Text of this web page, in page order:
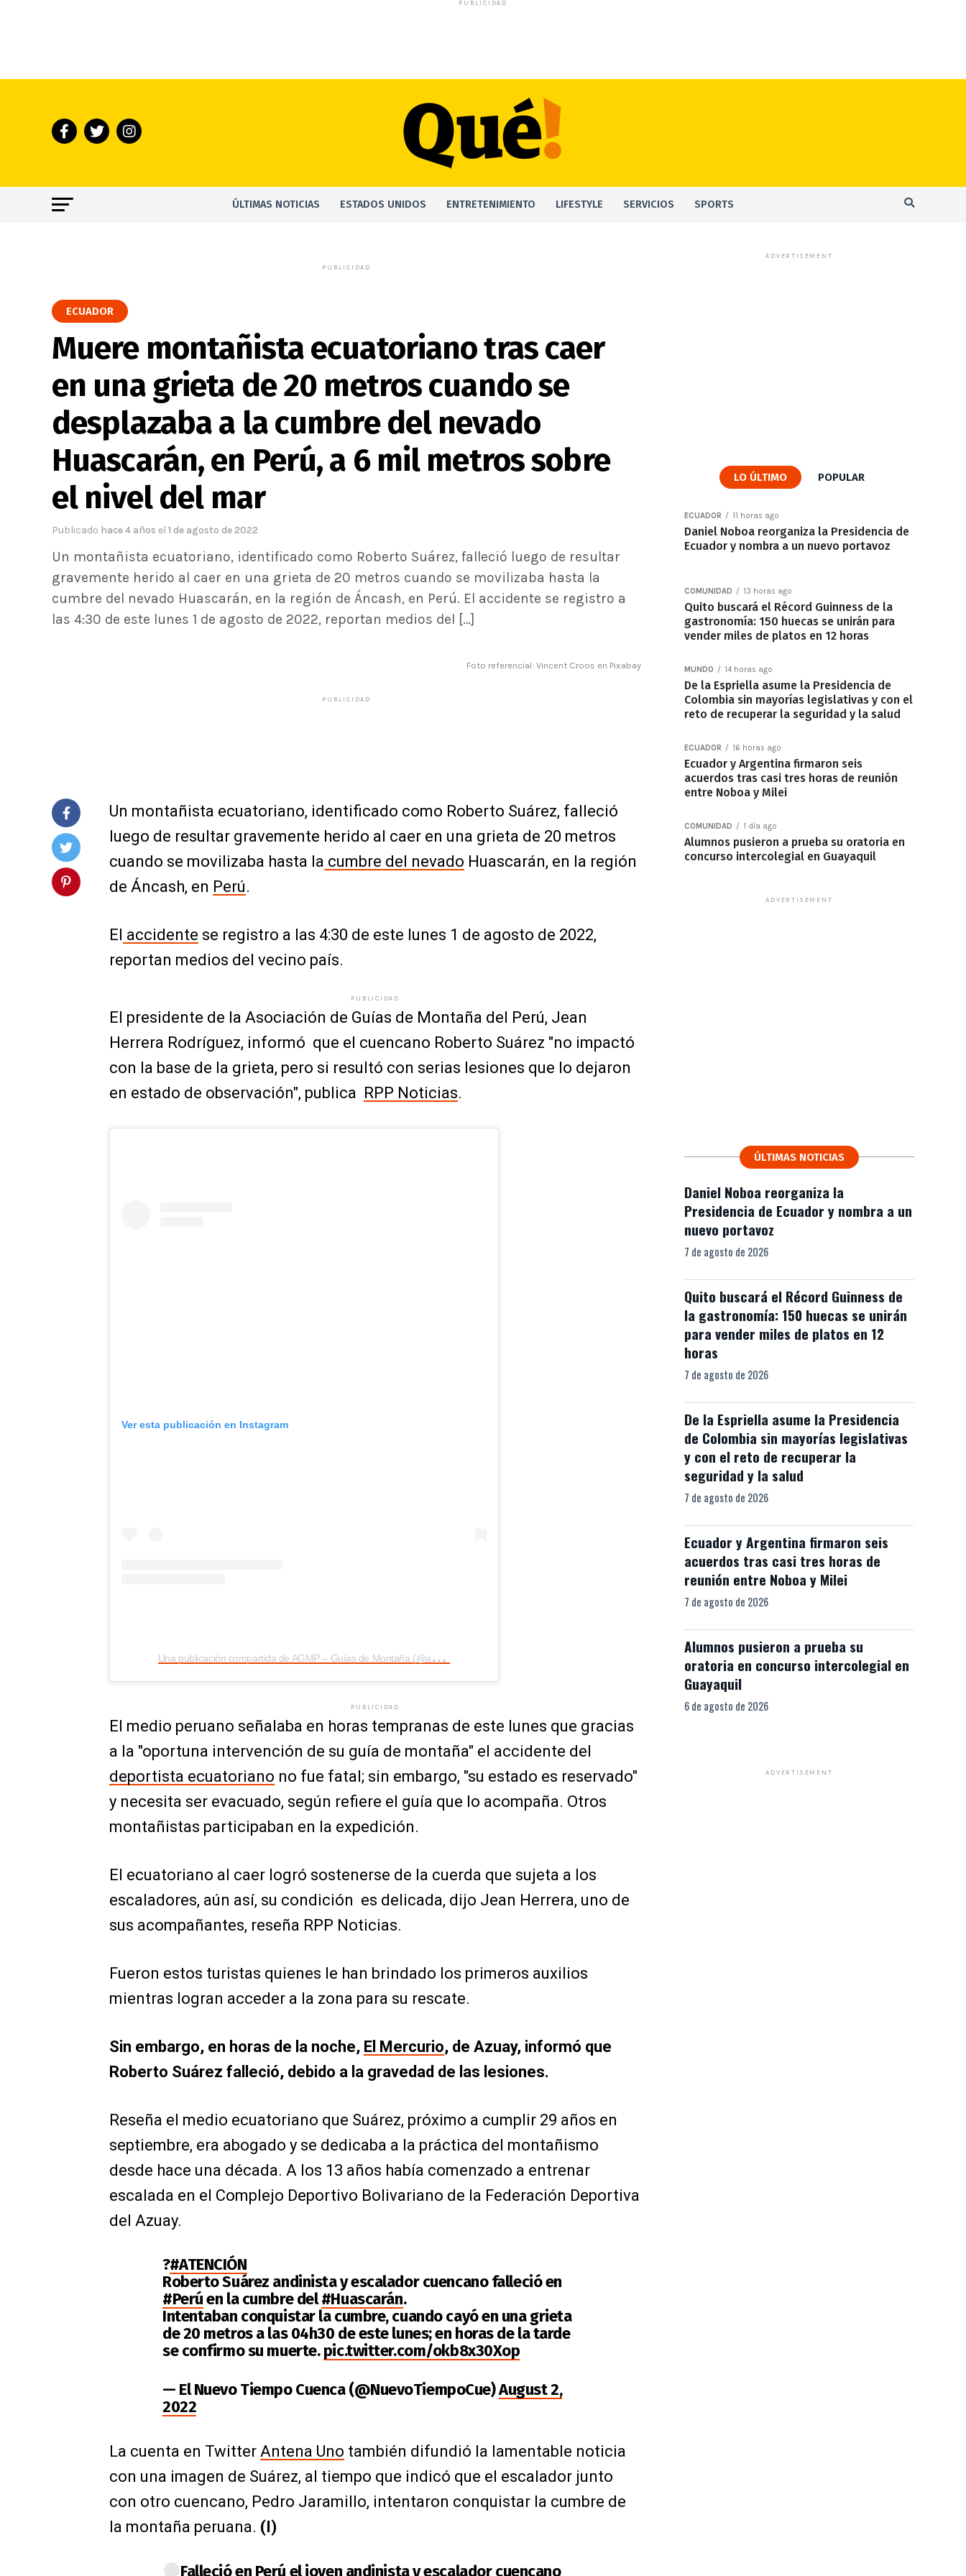
PUBLICIDAD
ÚLTIMAS NOTICIAS ESTADOS UNIDOS ENTRETENIMIENTO LIFESTYLE SERVICIOS SPORTS
PUBLICIDAD
ECUADOR
Muere montañista ecuatoriano tras caer
en una grieta de 20 metros cuando se
desplazaba a la cumbre del nevado
Huascarán, en Perú, a 6 mil metros sobre
el nivel del mar
Publicado hace 4 años el 1 de agosto de 2022
Un montañista ecuatoriano, identificado como Roberto Suárez, falleció luego de resultar
gravemente herido al caer en una grieta de 20 metros cuando se movilizaba hasta la
cumbre del nevado Huascarán, en la región de Áncash, en Perú. El accidente se registro a
las 4:30 de este lunes 1 de agosto de 2022, reportan medios del […]
Foto referencial: Vincent Croos en Pixabay
PUBLICIDAD
Un montañista ecuatoriano, identificado como Roberto Suárez, falleció
luego de resultar gravemente herido al caer en una grieta de 20 metros
cuando se movilizaba hasta la cumbre del nevado Huascarán, en la región
de Áncash, en Perú.
El accidente se registro a las 4:30 de este lunes 1 de agosto de 2022,
reportan medios del vecino país.
PUBLICIDAD
El presidente de la Asociación de Guías de Montaña del Perú, Jean
Herrera Rodríguez, informó que el cuencano Roberto Suárez "no impactó
con la base de la grieta, pero si resultó con serias lesiones que lo dejaron
en estado de observación", publica RPP Noticias.
Ver esta publicación en Instagram
U
na publicación compartida de AGMP – Guías de Montaña (@agmp_oficial)
PUBLICIDAD
El medio peruano señalaba en horas tempranas de este lunes que gracias
a la "oportuna intervención de su guía de montaña" el accidente del
deportista ecuatoriano no fue fatal; sin embargo, "su estado es reservado"
y necesita ser evacuado, según refiere el guía que lo acompaña. Otros
montañistas participaban en la expedición.
El ecuatoriano al caer logró sostenerse de la cuerda que sujeta a los
escaladores, aún así, su condición es delicada, dijo Jean Herrera, uno de
sus acompañantes, reseña RPP Noticias.
Fueron estos turistas quienes le han brindado los primeros auxilios
mientras logran acceder a la zona para su rescate.
Sin embargo, en horas de la noche, El Mercurio, de Azuay, informó que
Roberto Suárez falleció, debido a la gravedad de las lesiones.
Reseña el medio ecuatoriano que Suárez, próximo a cumplir 29 años en
septiembre, era abogado y se dedicaba a la práctica del montañismo
desde hace una década. A los 13 años había comenzado a entrenar
escalada en el Complejo Deportivo Bolivariano de la Federación Deportiva
del Azuay.
?#ATENCIÓN
Roberto Suárez andinista y escalador cuencano falleció en
#Perúen la cumbre del#Huascarán.
Intentaban conquistar la cumbre, cuando cayó en una grieta
de 20 metros a las 04h30 de este lunes; en horas de la tarde
se confirmo su muerte.pic.twitter.com/okb8x30Xop
— El Nuevo Tiempo Cuenca (@NuevoTiempoCue)August 2,
2022
La cuenta en Twitter Antena Uno también difundió la lamentable noticia
con una imagen de Suárez, al tiempo que indicó que el escalador junto
con otro cuencano, Pedro Jaramillo, intentaron conquistar la cumbre de
la montaña peruana. (I)
Falleció en Perú el joven andinista y escalador cuencano
ADVERTISEMENT
LO ÚLTIMO POPULAR
ECUADOR 11 horas ago
Daniel Noboa reorganiza la Presidencia de
Ecuador y nombra a un nuevo portavoz
COMUNIDAD 13 horas ago
Quito buscará el Récord Guinness de la
gastronomía: 150 huecas se unirán para
vender miles de platos en 12 horas
MUNDO 14 horas ago
De la Espriella asume la Presidencia de
Colombia sin mayorías legislativas y con el
reto de recuperar la seguridad y la salud
ECUADOR 16 horas ago
Ecuador y Argentina firmaron seis
acuerdos tras casi tres horas de reunión
entre Noboa y Milei
COMUNIDAD 1 día ago
Alumnos pusieron a prueba su oratoria en
concurso intercolegial en Guayaquil
ADVERTISEMENT
ÚLTIMAS NOTICIAS
Daniel Noboa reorganiza la
Presidencia de Ecuador y nombra a un
nuevo portavoz
7 de agosto de 2026
Quito buscará el Récord Guinness de
la gastronomía: 150 huecas se unirán
para vender miles de platos en 12
horas
7 de agosto de 2026
De la Espriella asume la Presidencia
de Colombia sin mayorías legislativas
y con el reto de recuperar la
seguridad y la salud
7 de agosto de 2026
Ecuador y Argentina firmaron seis
acuerdos tras casi tres horas de
reunión entre Noboa y Milei
7 de agosto de 2026
Alumnos pusieron a prueba su
oratoria en concurso intercolegial en
Guayaquil
6 de agosto de 2026
ADVERTISEMENT